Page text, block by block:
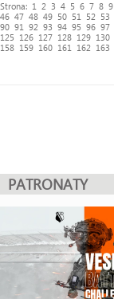
Strona: 1 2 3 4 5 6 7 8 9
46 47 48 49 50 51 52 53
90 91 92 93 94 95 96 97
125
126 127 128 129 130
158 159 160 161 162 163
PATRONATY